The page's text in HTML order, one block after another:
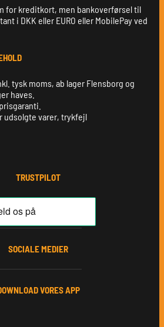
for kreditkort, men bankoverførsel til
i DKK eller EURO eller MobilePay ved
tysk moms, ab lager Flensborg og
haves.
udsolgte varer, trykfejl
TRUSTPILOT
SOCIALE MEDIER
VORES APP